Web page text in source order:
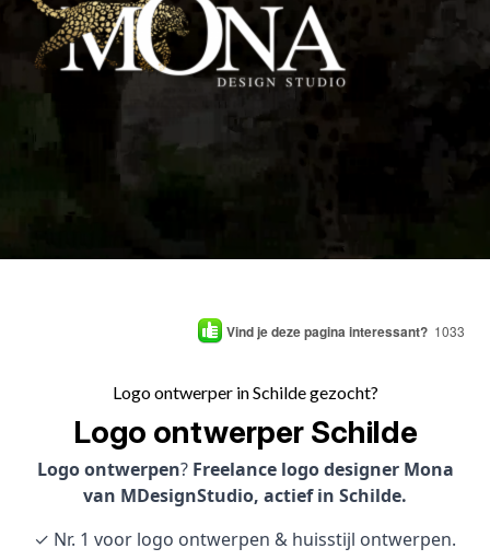
Vind je deze pagina interessant? 1033
Logo ontwerper in Schilde gezocht?
Logo ontwerper Schilde
Logo ontwerpen? Freelance logo designer Mona
van MDesignStudio, actief in Schilde.
✓ Nr. 1 voor logo ontwerpen & huisstijl ontwerpen.